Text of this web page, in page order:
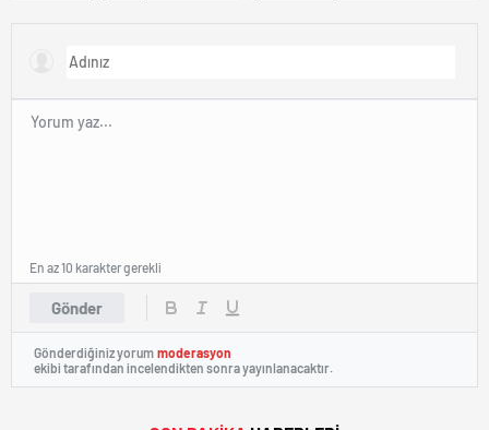
Gönder
En az 10 karakter gerekli
Gönderdiğiniz yorum moderasyon
ekibi tarafından incelendikten sonra yayınlanacaktır.